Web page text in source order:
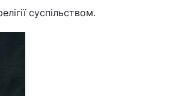
суспільством.